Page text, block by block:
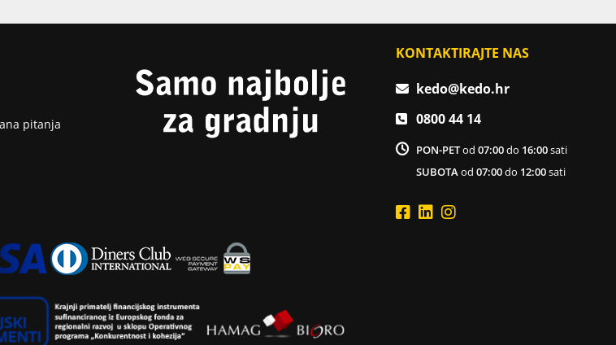
pitanja
KONTAKTIRAJTE NAS
kedo@kedo.hr
0800 44 14
PON-PETod 07:00do 16:00sati
SUBOTAod 07:00do 12:00sati